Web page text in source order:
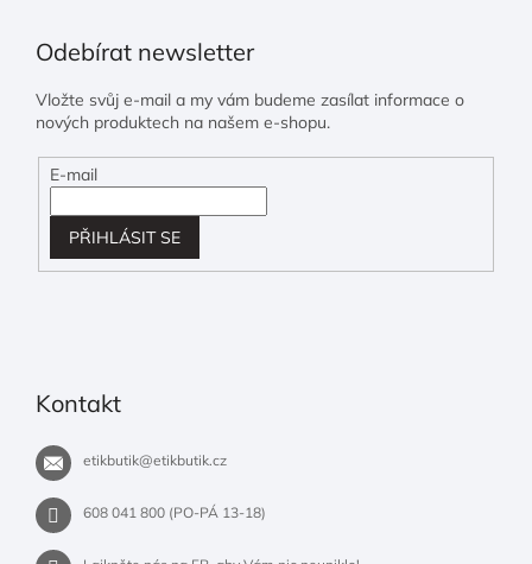
Odebírat newsletter
Vložte svůj e-mail a my vám budeme zasílat informace o
nových produktech na našem e-shopu.
E-mail
PŘIHLÁSIT SE
Kontakt
etikbutik@etikbutik.cz
608 041 800 (PO-PÁ 13-18)